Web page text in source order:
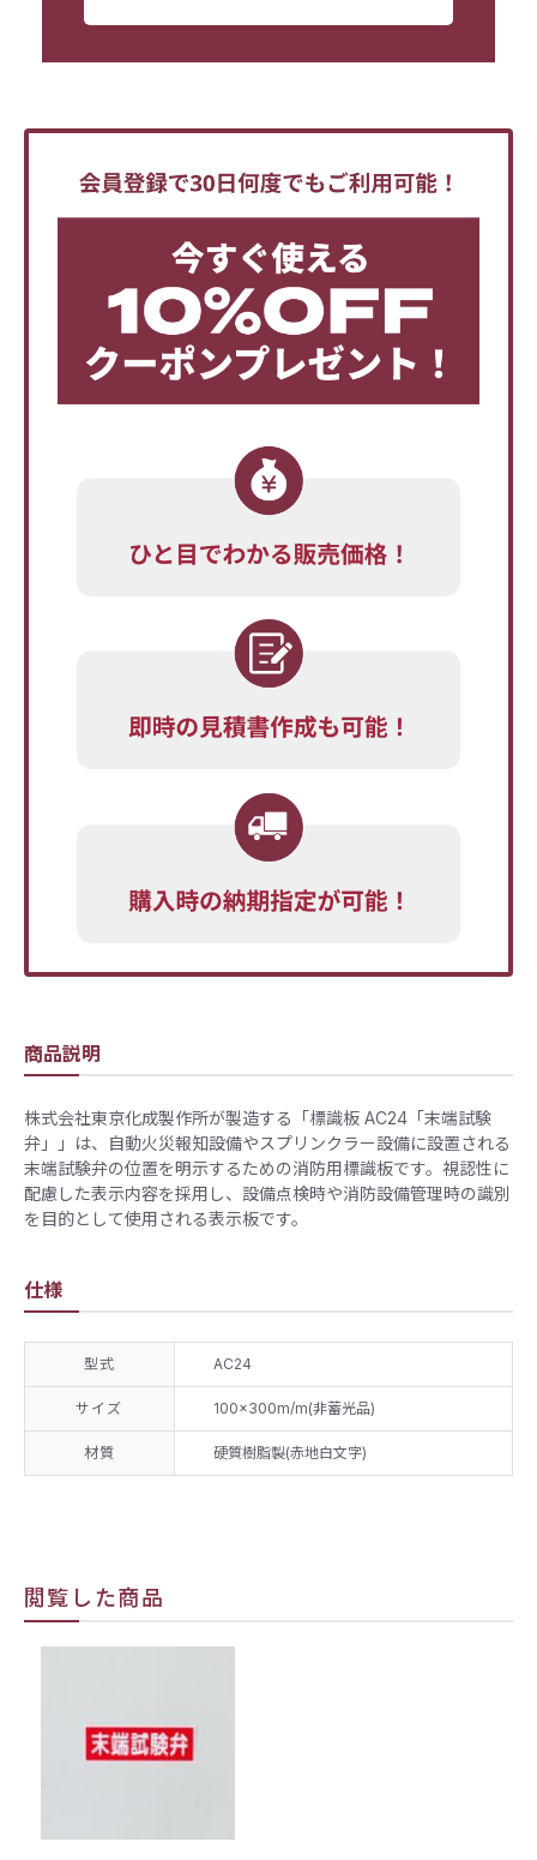
商品説明
株式会社東京化成製作所が製造する「標識板 AC24「末端試験
弁」」は、自動火災報知設備やスプリンクラー設備に設置される
末端試験弁の位置を明示するための消防用標識板です。視認性に
配慮した表示内容を採用し、設備点検時や消防設備管理時の識別
を目的として使用される表示板です。
仕様
型式 AC24
サイズ 100×300m/m(非蓄光品)
材質 硬質樹脂製(赤地白文字)
閲覧した商品